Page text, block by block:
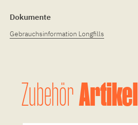
Dokumente
Gebrauchsinformation Longfills
ZubehörArtikel